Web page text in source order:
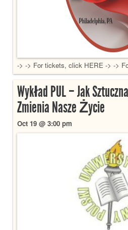
-> -> For tickets, click HERE -> ->
Wykład PUL – Jak
Zmienia Nasze Życie
Oct 19 @ 3:00 pm